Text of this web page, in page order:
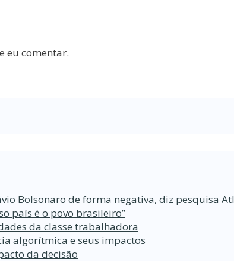
eu comentar.
Bolsonaro de forma negativa, diz pesquisa
país é o povo brasileiro”
da classe trabalhadora
algorítmica e seus impactos
da decisão